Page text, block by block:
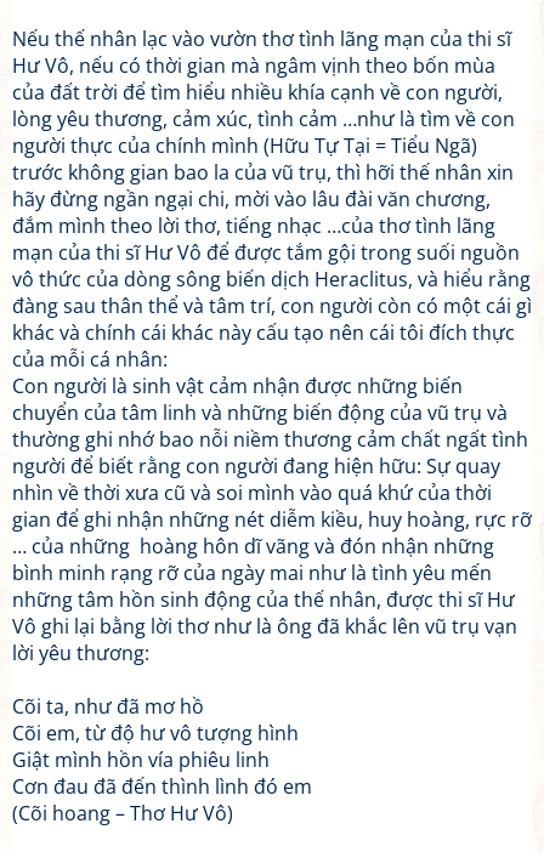
Nếu thế nhân lạc vào vườn thơ tình lãng mạn của thi sĩ
Hư Vô, nếu có thời gian mà ngâm vịnh theo bốn mùa
của đất trời để tìm hiểu nhiều khía cạnh về con người,
lòng yêu thương, cảm xúc, tình cảm …như là tìm về con
người thực của chính mình (Hữu Tự Tại = Tiểu Ngã)
trước không gian bao la của vũ trụ, thì hỡi thế nhân xin
hãy đừng ngần ngại chi, mời vào lâu đài văn chương,
đắm mình theo lời thơ, tiếng nhạc …của thơ tình lãng
mạn của thi sĩ Hư Vô để được tắm gội trong suối nguồn
vô thức của dòng sông biến dịch Heraclitus, và hiểu rằng
đàng sau thân thể và tâm trí, con người còn có một cái gì
khác và chính cái khác này cấu tạo nên cái tôi đích thực
của mỗi cá nhân:
Con người là sinh vật cảm nhận được những biến
chuyển của tâm linh và những biến động của vũ trụ và
thường ghi nhớ bao nỗi niềm thương cảm chất ngất tình
người để biết rằng con người đang hiện hữu: Sự quay
nhìn về thời xưa cũ và soi mình vào quá khứ của thời
gian để ghi nhận những nét diễm kiều, huy hoàng, rực rỡ
… của những hoàng hôn dĩ vãng và đón nhận những
bình minh rạng rỡ của ngày mai như là tình yêu mến
những tâm hồn sinh động của thế nhân, được thi sĩ Hư
Vô ghi lại bằng lời thơ như là ông đã khắc lên vũ trụ vạn
lời yêu thương:
Cõi ta, như đã mơ hồ
Cõi em, từ độ hư vô tượng hình
Giật mình hồn vía phiêu linh
Cơn đau đã đến thình lình đó em
(Cõi hoang – Thơ Hư Vô)